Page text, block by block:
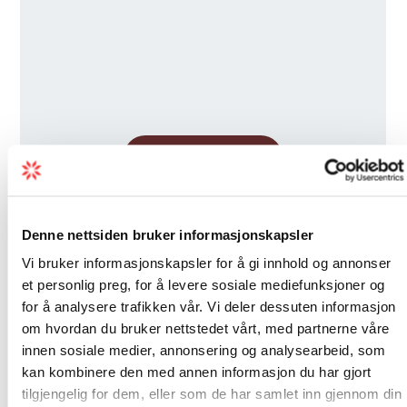
Denne nettsiden bruker informasjonskapsler
Vi bruker informasjonskapsler for å gi innhold og annonser
et personlig preg, for å levere sosiale mediefunksjoner og
for å analysere trafikken vår. Vi deler dessuten informasjon
om hvordan du bruker nettstedet vårt, med partnerne våre
innen sosiale medier, annonsering og analysearbeid, som
kan kombinere den med annen informasjon du har gjort
tilgjengelig for dem, eller som de har samlet inn gjennom din